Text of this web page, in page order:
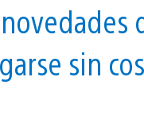
sin